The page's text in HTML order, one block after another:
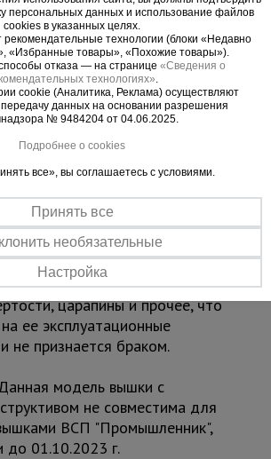
и удобного перемещения
работ. Также настилы можно
уровнях вышки для
соблюдая технику
вышка выдерживает
кг.
комплект
для обеспечения лучшей
проводимых на
что в процессе
вышка может получить
царапины и прочее, что
ее эксплуатационные
не признается браком.
модель вышки с
не совместима для
ВСП "Промышленник",
до 01.10.2023 г.
персональных данных и использование файлов
cookies в указанных целях.
технологии (блоки «Недавно
«Избранные товары», «Похожие товары»).
отказа — на странице «Сведения о
технологиях».
cookie (Аналитика, Реклама) осуществляют
данных на основании разрешения
№ 9484204 от 04.06.2025.
Подробнее о cookies
все», вы соглашаетесь с условиями.
Принять все
необязательные
Настройка